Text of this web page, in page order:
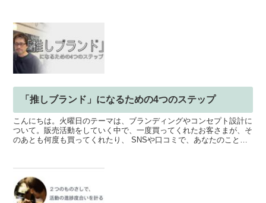
「推しブランド」になるための4つのステップ
こんにちは。火曜日のテーマは、ブランディングやコンセプト設計に
ついて。販売活動をしていく中で、一度買ってくれたお客さまが、そ
のあとも何度も買ってくれたり、 SNSや口コミで、あなたのことを